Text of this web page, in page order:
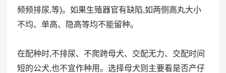
频频排尿,等)。如果生殖器官有缺陷,如两侧高丸大小
不均、单高、隐高等均不能留种。
在配种时,不排尿、不爬跨母犬、交配无力、交配时间
短的公犬,也不宜作种用。选择母犬则主要看是否产仔